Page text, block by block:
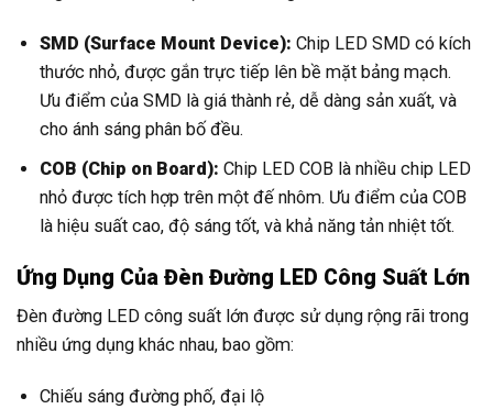
SMD (Surface Mount Device): Chip LED SMD có kích
thước nhỏ, được gắn trực tiếp lên bề mặt bảng mạch.
Ưu điểm của SMD là giá thành rẻ, dễ dàng sản xuất, và
cho ánh sáng phân bố đều.
COB (Chip on Board): Chip LED COB là nhiều chip LED
nhỏ được tích hợp trên một đế nhôm. Ưu điểm của COB
là hiệu suất cao, độ sáng tốt, và khả năng tản nhiệt tốt.
Ứng Dụng Của Đèn Đường LED Công Suất Lớn
Đèn đường LED công suất lớn được sử dụng rộng rãi trong
nhiều ứng dụng khác nhau, bao gồm:
Chiếu sáng đường phố, đại lộ